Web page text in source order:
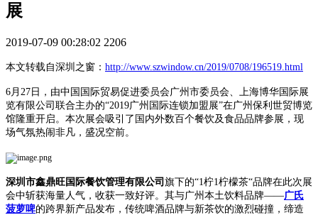
展
2019-07-09 00:28:02 2206
本文转载自深圳之窗： http://www.szwindow.cn/2019/0708/196519.html
6月27日，由中国国际贸易促进委员会广州市委员会、上海博华国际展
览有限公司联合主办的“2019广州国际连锁加盟展”在广州保利世贸博览
馆隆重开启。本次展会吸引了国内外数百个餐饮及食品品牌参展，现
场气氛热闹非凡，盛况空前。
深圳市鑫鼎旺国际餐饮管理有限公司 旗下的“1柠1柠檬茶“品牌在此次展
会中斩获海量人气，收获一致好评。其与广州本土饮料品牌——广氏
菠萝啤的跨界新产品发布，传统啤酒品牌与新茶饮的激烈碰撞，缔造